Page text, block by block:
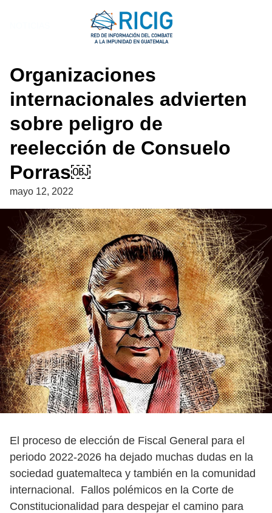
Organizaciones
internacionales advierten
sobre peligro de
reelección de Consuelo
Porras￼
mayo 12, 2022
El proceso de elección de Fiscal General para el
periodo 2022-2026 ha dejado muchas dudas en la
sociedad guatemalteca y también en la comunidad
internacional. Fallos polémicos en la Corte de
Constitucionalidad para despejar el camino para